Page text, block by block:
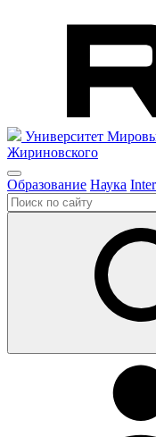
Университет
Жириновского
Образование Наука